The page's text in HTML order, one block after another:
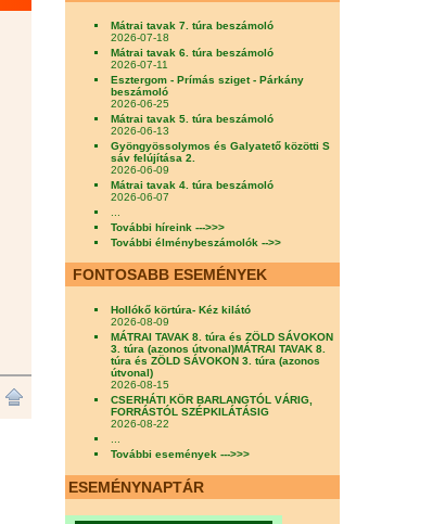
Mátrai tavak 7. túra beszámoló
2026-07-18
Mátrai tavak 6. túra beszámoló
2026-07-11
Esztergom - Prímás sziget - Párkány
beszámoló
2026-06-25
Mátrai tavak 5. túra beszámoló
2026-06-13
Gyöngyössolymos és Galyatető közötti S
sáv felújítása 2.
2026-06-09
Mátrai tavak 4. túra beszámoló
2026-06-07
További híreink --->>>
További élménybeszámolók -->>
FONTOSABB ESEMÉNYEK
Hollókő körtúra- Kéz kilátó
2026-08-09
MÁTRAI TAVAK 8. túra és ZÖLD SÁVOKON
3. túra (azonos útvonal)MÁTRAI TAVAK 8.
túra és ZÖLD SÁVOKON 3. túra (azonos
útvonal)
2026-08-15
CSERHÁTI KÖR BARLANGTÓL VÁRIG,
FORRÁSTÓL SZÉPKILÁTÁSIG
2026-08-22
...
További események --->>>
ESEMÉNYNAPTÁR